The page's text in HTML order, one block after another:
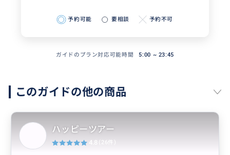
予約可能 要相談 予約不可
ガイドのプラン対応可能時間 5:00 ~ 23:45
このガイドの他の商品
ハッピーツアー
4.8 (26件)